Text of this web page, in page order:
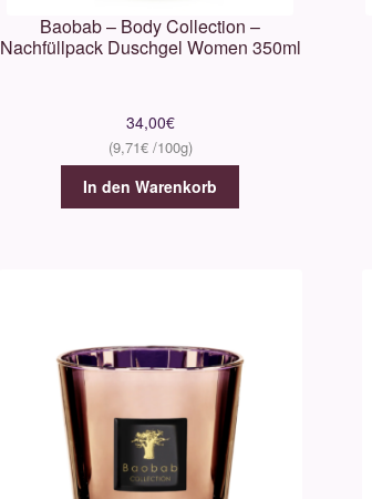
Baobab – Body Collection –
Nachfüllpack Duschgel Women 350ml
34,00€
9,71€
In den Warenkorb